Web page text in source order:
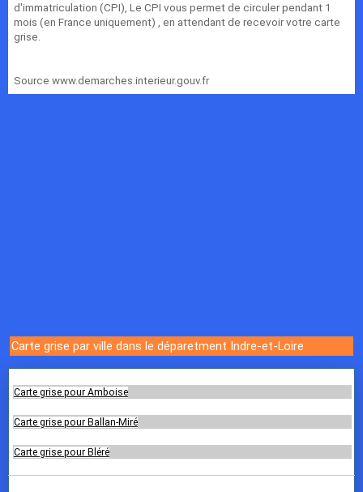
d'immatriculation (CPI), Le CPI vous permet de circuler pendant 1
mois (en France uniquement) , en attendant de recevoir votre carte
grise.
Source www.demarches.interieur.gouv.fr
Carte grise par ville dans le déparetment Indre-et-Loire
Carte grise pour Amboise
Carte grise pour Ballan-Miré
Carte grise pour Bléré